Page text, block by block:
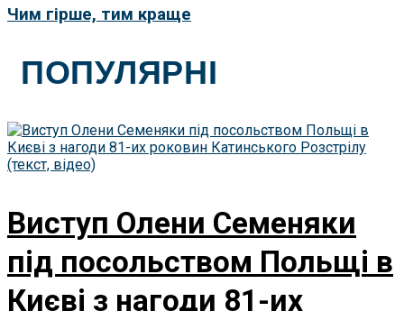
Чим гірше, тим краще
ПОПУЛЯРНІ
Виступ Олени Семеняки
під посольством Польщі в
Києві з нагоди 81-их